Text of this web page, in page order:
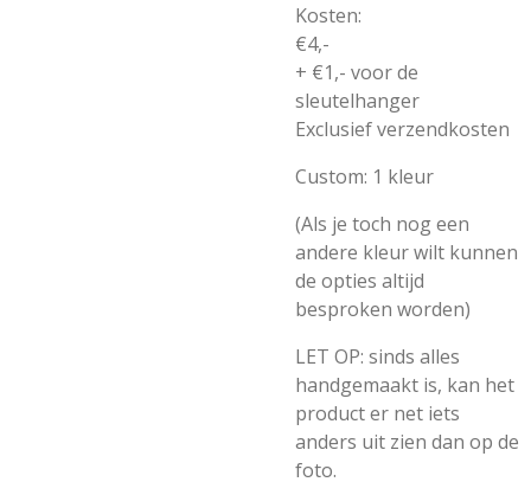
Kosten:
€4,-
+ €1,- voor de
sleutelhanger
Exclusief verzendkosten
Custom: 1 kleur
(Als je toch nog een
andere kleur wilt kunnen
de opties altijd
besproken worden)
LET OP: sinds alles
handgemaakt is, kan het
product er net iets
anders uit zien dan op de
foto.